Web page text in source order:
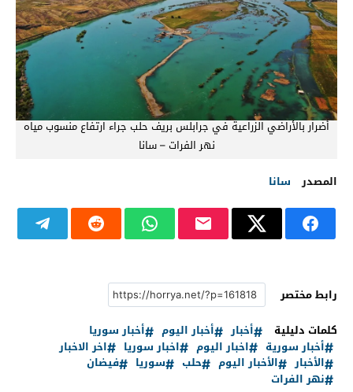
أضرار بالأراضي الزراعية في جرابلس بريف حلب جراء ارتفاع منسوب مياه
نهر الفرات – سانا
المصدر سانا
رابط مختصر
كلمات دليلية
أخبار أخبار اليوم
أخبار سوريا
أخبار سورية
اخبار اليوم اخبار سوريا
اخر الاخبار
الأخبار
الأخبار اليوم حلب سوريا
فيضان
نهر الفرات